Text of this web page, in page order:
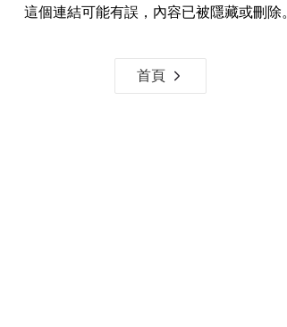
這個連結可能有誤，內容已被隱藏或刪除。
首頁